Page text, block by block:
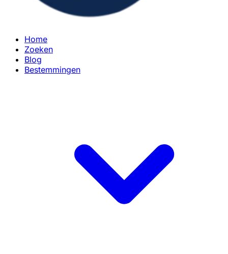
Home
Zoeken
Blog
Bestemmingen